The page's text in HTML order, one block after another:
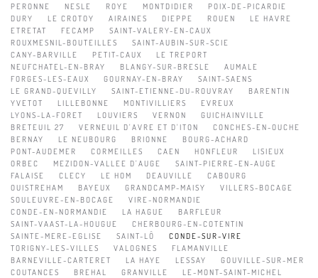
PERONNE
NESLE ROYE MONTDIDIER
POIX-DE-PICARDIE
DURY
LE CROTOY AIRAINES DIEPPE ROUEN
LE HAVRE
ETRETAT
FECAMP
SAINT-VALERY-EN-CAUX
ROUXMESNIL-BOUTEILLES
SAINT-AUBIN-SUR-SCIE
CANY-BARVILLE
PETIT-CAUX
LE TREPORT
NEUFCHATEL-EN-BRAY
BLANGY-SUR-BRESLE
AUMALE
FORGES-LES-EAUX
GOURNAY-EN-BRAY
SAINT-SAENS
LE GRAND-QUEVILLY
SAINT-ETIENNE-DU-ROUVRAY
BARENTIN
YVETOT
LILLEBONNE MONTIVILLIERS
EVREUX
LYONS-LA-FORET
LOUVIERS VERNON
GUICHAINVILLE
BRETEUIL 27
VERNEUIL D'AVRE ET D'ITON
CONCHES-EN-OUCHE
BERNAY
LE NEUBOURG BRIONNE
BOURG-ACHARD
PONT-AUDEMER
CORMEILLES CAEN HONFLEUR
LISIEUX
ORBEC
MEZIDON-VALLEE D'AUGE
SAINT-PIERRE-EN-AUGE
FALAISE
CLECY LE HOM DEAUVILLE
CABOURG
OUISTREHAM
BAYEUX GRANDCAMP-MAISY
VILLERS-BOCAGE
SOULEUVRE-EN-BOCAGE
VIRE-NORMANDIE
CONDE-EN-NORMANDIE
LA HAGUE
BARFLEUR
SAINT-VAAST-LA-HOUGUE
CHERBOURG-EN-COTENTIN
SAINTE-MERE-EGLISE
SAINT-LÔ
CONDE-SUR-VIRE
TORIGNY-LES-VILLES
VALOGNES
FLAMANVILLE
BARNEVILLE-CARTERET
LA HAYE LESSAY
GOUVILLE-SUR-MER
COUTANCES
BREHAL GRANVILLE
LE-MONT-SAINT-MICHEL